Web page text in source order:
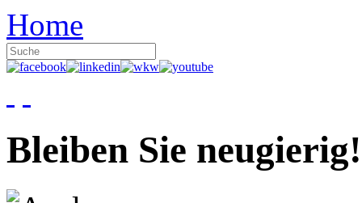
Home
Bleiben Sie neugierig!